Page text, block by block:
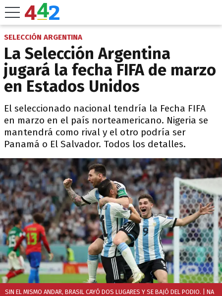
SELECCIÓN ARGENTINA
La Selección Argentina
jugará la fecha FIFA de marzo
en Estados Unidos
El seleccionado nacional tendría la Fecha FIFA
en marzo en el país norteamericano. Nigeria se
mantendrá como rival y el otro podría ser
Panamá o El Salvador. Todos los detalles.
SIN EL MISMO ANDAR, BRASIL CAYÓ DOS LUGARES Y SE BAJÓ DEL PODIO. | NA